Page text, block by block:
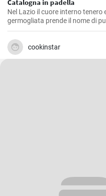
Catalogna in padella
Nel Lazio il cuore interno tenero
germogliata prende il nome di
maggiori piaceri della cucina
per cucinare la catalogna in
cookinstar